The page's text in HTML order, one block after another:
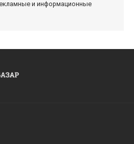
и информационные